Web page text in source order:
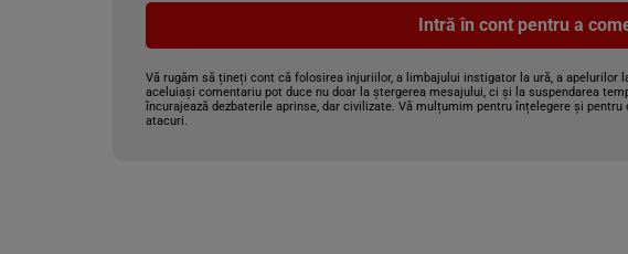
Intră în cont pentru a
Vă rugăm să țineți cont că folosirea injuriilor, a limbajului instigator la ură, a apelurilor
aceluiași comentariu pot duce nu doar la ștergerea mesajului, ci și la suspendarea
încurajează dezbaterile aprinse, dar civilizate. Vă mulțumim pentru înțelegere și
atacuri.